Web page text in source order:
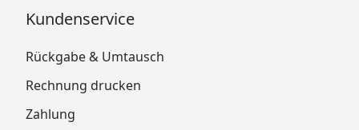
Kundenservice
Rückgabe & Umtausch
Rechnung drucken
Zahlung